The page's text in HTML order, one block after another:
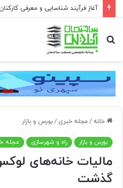
جستجو
برای
خانه / مجله خبری /بورس و بازار
بورس و بازار راه و شهرسازی مجله
گذشت